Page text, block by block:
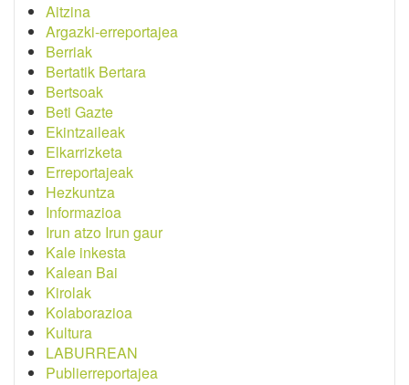
Aitzina
Argazki-erreportajea
Berriak
Bertatik Bertara
Bertsoak
Beti Gazte
Ekintzaileak
Elkarrizketa
Erreportajeak
Hezkuntza
Informazioa
Irun atzo Irun gaur
Kale inkesta
Kalean Bai
Kirolak
Kolaborazioa
Kultura
LABURREAN
Publierreportajea